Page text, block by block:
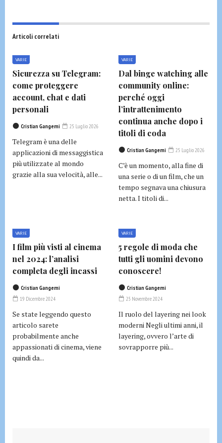
Articoli correlati
VARIE
Sicurezza su Telegram:
come proteggere
account, chat e dati
personali
Cristian Gangemi 25 Luglio 2026
Telegram è una delle
applicazioni di messaggistica
più utilizzate al mondo
grazie alla sua velocità, alle...
VARIE
Dal binge watching alle
community online:
perché oggi
l’intrattenimento
continua anche dopo i
titoli di coda
Cristian Gangemi 25 Luglio 2026
C’è un momento, alla fine di
una serie o di un film, che un
tempo segnava una chiusura
netta. I titoli di...
VARIE
I film più visti al cinema
nel 2024: l’analisi
completa degli incassi
Cristian Gangemi
19 Dicembre 2024
Se state leggendo questo
articolo sarete
probabilmente anche
appassionati di cinema, viene
quindi da...
VARIE
5 regole di moda che
tutti gli uomini devono
conoscere!
Cristian Gangemi
25 Novembre 2024
Il ruolo del layering nei look
moderni Negli ultimi anni, il
layering, ovvero l’arte di
sovrapporre più...